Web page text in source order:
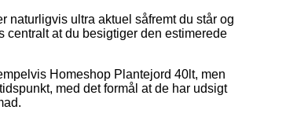
naturligvis ultra aktuel såfremt du står og
centralt at du besigtiger den estimerede
Homeshop Plantejord 40lt, men
med det formål at de har udsigt